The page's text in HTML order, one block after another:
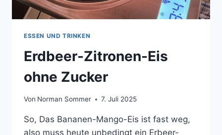
ESSEN UND TRINKEN
Erdbeer-Zitronen-Eis
ohne Zucker
Von Norman Sommer 7. Juli 2025
So, Das Bananen-Mango-Eis ist fast weg,
also muss heute unbedingt ein Erbeer-